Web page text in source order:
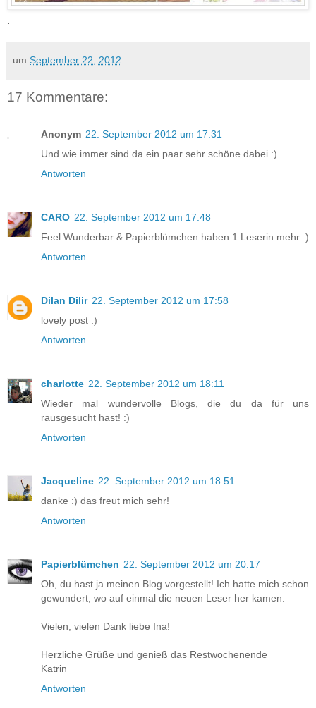
.
um September 22, 2012
17 Kommentare:
Anonym 22. September 2012 um 17:31
Und wie immer sind da ein paar sehr schöne dabei :)
Antworten
CARO 22. September 2012 um 17:48
Feel Wunderbar & Papierblümchen haben 1 Leserin mehr :)
Antworten
Dilan Dilir 22. September 2012 um 17:58
lovely post :)
Antworten
charlotte 22. September 2012 um 18:11
Wieder mal wundervolle Blogs, die du da für uns
rausgesucht hast! :)
Antworten
Jacqueline 22. September 2012 um 18:51
danke :) das freut mich sehr!
Antworten
Papierblümchen 22. September 2012 um 20:17
Oh, du hast ja meinen Blog vorgestellt! Ich hatte mich schon
gewundert, wo auf einmal die neuen Leser her kamen.
Vielen, vielen Dank liebe Ina!
Herzliche Grüße und genieß das Restwochenende
Katrin
Antworten